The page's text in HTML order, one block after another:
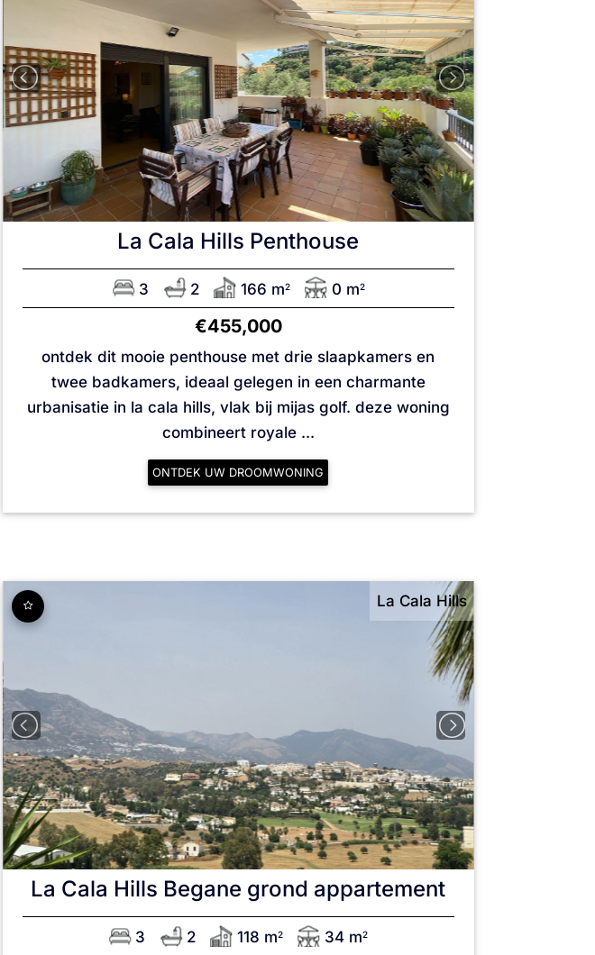
La Cala Hills Penthouse
3 2 166 m2 0 m2
€455,000
ontdek dit mooie penthouse met drie slaapkamers en
twee badkamers, ideaal gelegen in een charmante
urbanisatie in la cala hills, vlak bij mijas golf. deze woning
combineert royale ...
ONTDEK UW DROOMWONING
La Cala Hills
La Cala Hills Begane grond appartement
3 2 118 m2 34 m2